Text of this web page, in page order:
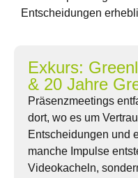
Entscheidungen
Exkurs:
& 20 Jahre
Präsenzmeetings
dort, wo es um
Entscheidungen und
manche Impulse
Videokacheln,